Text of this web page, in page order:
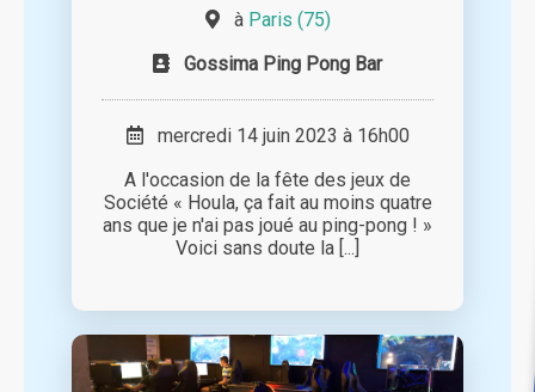
à Paris (75)
Gossima Ping Pong Bar
mercredi 14 juin 2023 à 16h00
A l'occasion de la fête des jeux de
Société « Houla, ça fait au moins quatre
ans que je n'ai pas joué au ping-pong ! »
Voici sans doute la [...]